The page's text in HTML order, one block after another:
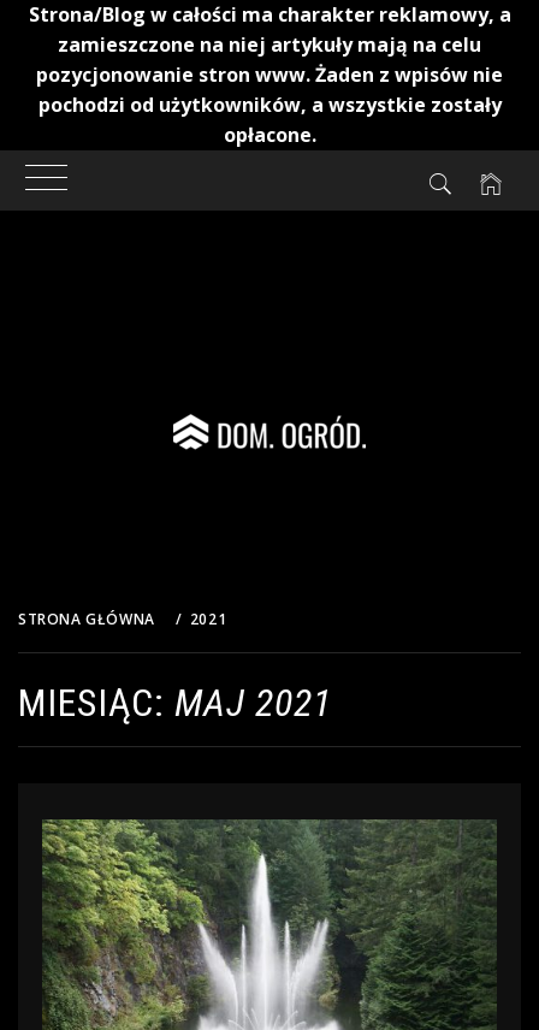
Strona/Blog w całości ma charakter reklamowy, a
zamieszczone na niej artykuły mają na celu
pozycjonowanie stron www. Żaden z wpisów nie
pochodzi od użytkowników, a wszystkie zostały
opłacone.
STRONA GŁÓWNA 2021
MIESIĄC: MAJ 2021